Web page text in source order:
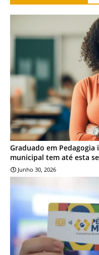
Graduado em
municipal tem até esta
Junho 30, 2026